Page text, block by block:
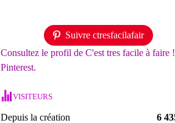
Suivre ctresfacilafair
Consultez le profil de C'est tres facile à faire
Pinterest.
VISITEURS
Depuis la création 6